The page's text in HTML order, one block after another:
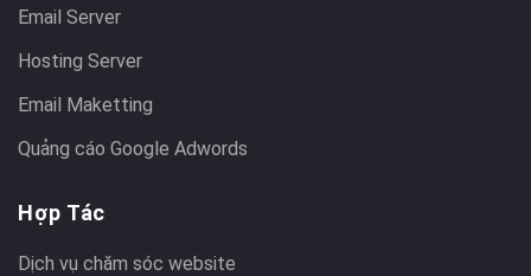
Email Server
Hosting Server
Email Maketting
Quảng cáo Google Adwords
Hợp Tác
Dịch vụ chăm sóc website